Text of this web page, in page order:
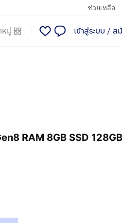
ช่วยเหลือ
มู่ เข้าสู่ระบบ / ส
RAM 8GB SSD